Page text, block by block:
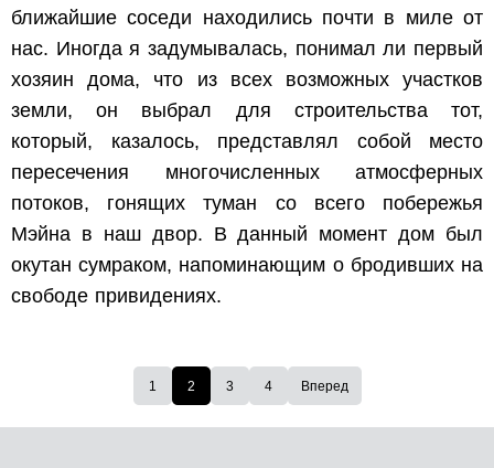
ближайшие соседи находились почти в миле от
нас. Иногда я задумывалась, понимал ли первый
хозяин дома, что из всех возможных участков
земли, он выбрал для строительства тот,
который, казалось, представлял собой место
пересечения многочисленных атмосферных
потоков, гонящих туман со всего побережья
Мэйна в наш двор. В данный момент дом был
окутан сумраком, напоминающим о бродивших на
свободе привидениях.
1 2 3 4 Вперед